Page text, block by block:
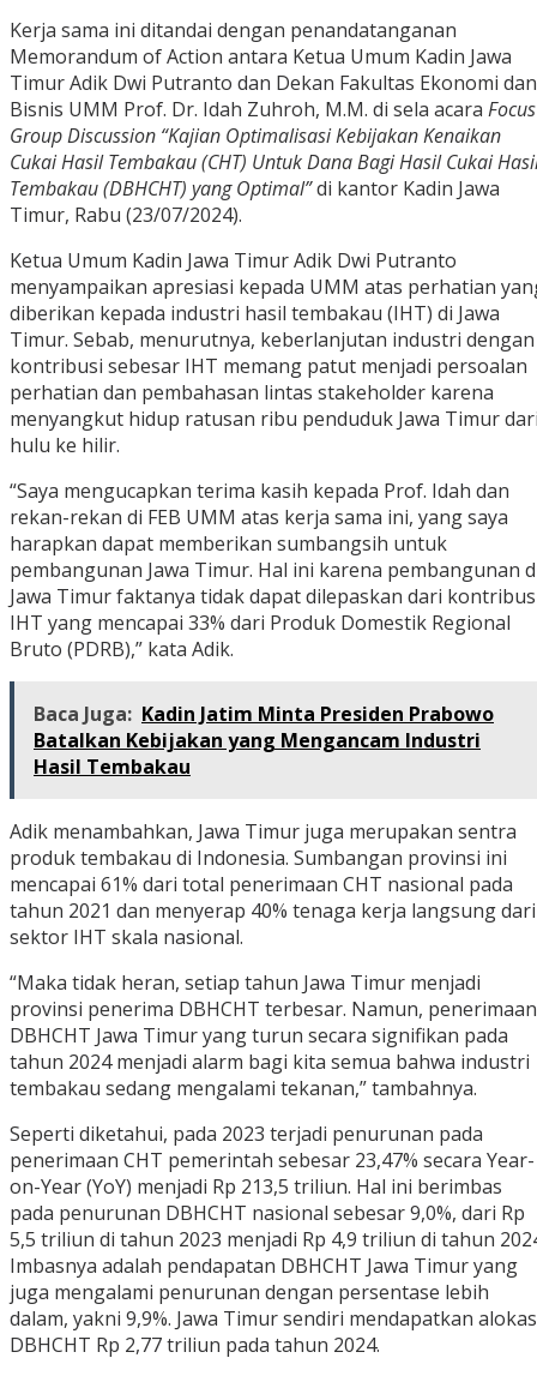
Kerja sama ini ditandai dengan penandatanganan
Memorandum of Action antara Ketua Umum Kadin Jawa
Timur Adik Dwi Putranto dan Dekan Fakultas Ekonomi dan
Bisnis UMM Prof. Dr. Idah Zuhroh, M.M. di sela acara Focus
Group Discussion “Kajian Optimalisasi Kebijakan Kenaikan
Cukai Hasil Tembakau (CHT) Untuk Dana Bagi Hasil Cukai
Tembakau (DBHCHT) yang Optimal”di kantor Kadin Jawa
Timur, Rabu (23/07/2024).
Ketua Umum Kadin Jawa Timur Adik Dwi Putranto
menyampaikan apresiasi kepada UMM atas perhatian
diberikan kepada industri hasil tembakau (IHT) di Jawa
Timur. Sebab, menurutnya, keberlanjutan industri dengan
kontribusi sebesar IHT memang patut menjadi persoalan
perhatian dan pembahasan lintas stakeholder karena
menyangkut hidup ratusan ribu penduduk Jawa Timur
hulu ke hilir.
“Saya mengucapkan terima kasih kepada Prof. Idah dan
rekan-rekan di FEB UMM atas kerja sama ini, yang saya
harapkan dapat memberikan sumbangsih untuk
pembangunan Jawa Timur. Hal ini karena pembangunan
Jawa Timur faktanya tidak dapat dilepaskan dari
IHT yang mencapai 33% dari Produk Domestik Regional
Bruto (PDRB),” kata Adik.
Baca Juga: Kadin Jatim Minta Presiden Prabowo
Batalkan Kebijakan yang Mengancam Industri
Hasil Tembakau
Adik menambahkan, Jawa Timur juga merupakan sentra
produk tembakau di Indonesia. Sumbangan provinsi ini
mencapai 61% dari total penerimaan CHT nasional pada
tahun 2021 dan menyerap 40% tenaga kerja langsung dari
sektor IHT skala nasional.
“Maka tidak heran, setiap tahun Jawa Timur menjadi
provinsi penerima DBHCHT terbesar. Namun, penerimaan
DBHCHT Jawa Timur yang turun secara signifikan pada
tahun 2024 menjadi alarm bagi kita semua bahwa industri
tembakau sedang mengalami tekanan,” tambahnya.
Seperti diketahui, pada 2023 terjadi penurunan pada
penerimaan CHT pemerintah sebesar 23,47% secara Year-
on-Year (YoY) menjadi Rp 213,5 triliun. Hal ini berimbas
pada penurunan DBHCHT nasional sebesar 9,0%, dari Rp
5,5 triliun di tahun 2023 menjadi Rp 4,9 triliun di tahun
Imbasnya adalah pendapatan DBHCHT Jawa Timur yang
juga mengalami penurunan dengan persentase lebih
dalam, yakni 9,9%. Jawa Timur sendiri mendapatkan
DBHCHT Rp 2,77 triliun pada tahun 2024.